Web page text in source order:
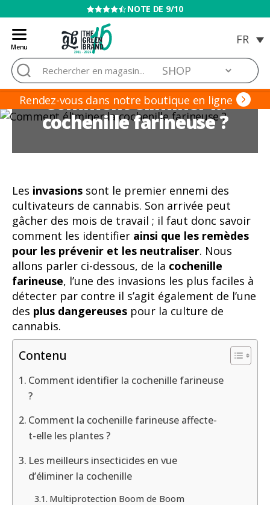
VENTE INTERDITE AUX MINEURS
Menu
Blog
de
Grow
Barato
Rechercher :
Rendez-vous dans notre boutique en ligne
Comment éliminer la
cochenille farineuse ?
Les invasions sont le premier ennemi des
cultivateurs de cannabis. Son arrivée peut
gâcher des mois de travail ; il faut donc savoir
comment les identifier ainsi que les remèdes
pour les prévenir et les neutraliser. Nous
allons parler ci-dessous, de la cochenille
farineuse, l’une des invasions les plus faciles à
détecter par contre il s’agit également de l’une
des plus dangereuses pour la culture de
cannabis.
Contenu
Comment identifier la cochenille farineuse
?
Comment la cochenille farineuse affecte-
t-elle les plantes ?
Les meilleurs insecticides en vue
d’éliminer la cochenille
Multiprotection Boom de Boom